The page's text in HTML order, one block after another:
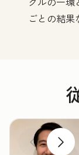
ごとの結果
前へ 次へ